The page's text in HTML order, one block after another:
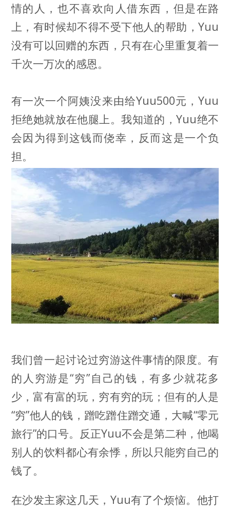
情的人，也不喜欢向人借东西，但是在路
上，有时候却不得不受下他人的帮助，Yuu
没有可以回赠的东西，只有在心里重复着一
千次一万次的感恩。
有一次一个阿姨没来由给Yuu500元，Yuu
拒绝她就放在他腿上。我知道的，Yuu绝不
会因为得到这钱而侥幸，反而这是一个负
担。
我们曾一起讨论过穷游这件事情的限度。有
的人穷游是“穷”自己的钱，有多少就花多
少，富有富的玩，穷有穷的玩；但有的人是
“穷”他人的钱，蹭吃蹭住蹭交通，大喊“零元
旅行”的口号。反正Yuu不会是第二种，他喝
别人的饮料都心有余悸，所以只能穷自己的
钱了。
在沙发主家这几天，Yuu有了个烦恼。他打